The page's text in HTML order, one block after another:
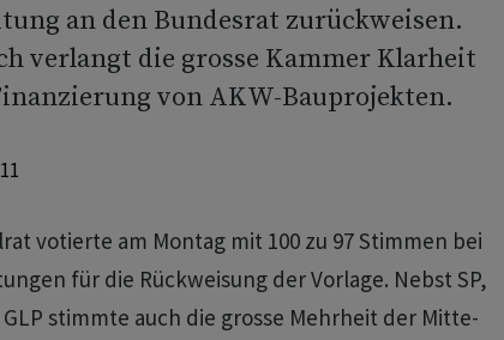
an den Bundesrat zurückweisen.
verlangt die grosse Kammer Klarheit
von AKW-Bauprojekten.
votierte am Montag mit 100 zu 97 Stimmen bei
für die Rückweisung der Vorlage. Nebst SP,
stimmte auch die grosse Mehrheit der Mitte-